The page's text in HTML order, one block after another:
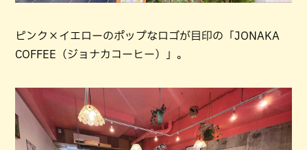
ピンク×イエローのポップなロゴが目印の「JONAKA
COFFEE（ジョナカコーヒー）」。